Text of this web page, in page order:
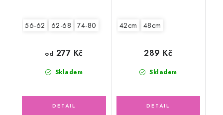
56-62 62-68 74-80
Skladem
od 277 Kč
42cm 48cm
Skladem
289 Kč